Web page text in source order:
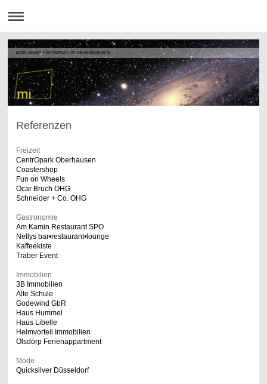
grafik design + architektur • immobilienmarketing
Referenzen
Freizeit
CentrOpark Oberhausen
Coastershop
Fun on Wheels
Ocar Bruch OHG
Schneider + Co. OHG
Gastronomie
Am Kamin Restaurant SPO
Nellys bar•restaurant•lounge
Kaffeekiste
Traber Event
Immobilien
3B Immobilien
Alte Schule
Godewind GbR
Haus Hummel
Haus Libelle
Heimvorteil Immobilien
Olsdörp Ferienappartment
Mode
Quicksilver Düsseldorf